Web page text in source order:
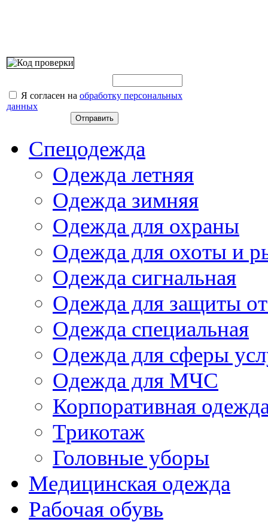
Я согласен на обработку персональных
данных
Спецодежда
Одежда летняя
Одежда зимняя
Одежда для охраны
Одежда для охоты и
Одежда сигнальная
Одежда для защиты от
Одежда специальная
Одежда для сферы
Одежда для МЧС
Корпоративная
Трикотаж
Головные уборы
Медицинская одежда
Рабочая обувь